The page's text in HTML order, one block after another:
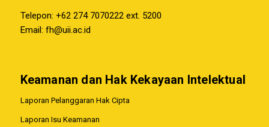
Telepon: +62 274 7070222 ext. 5200
Email: fh@uii.ac.id
Keamanan dan Hak Kekayaan Intelektual
Laporan Pelanggaran Hak Cipta
Laporan Isu Keamanan